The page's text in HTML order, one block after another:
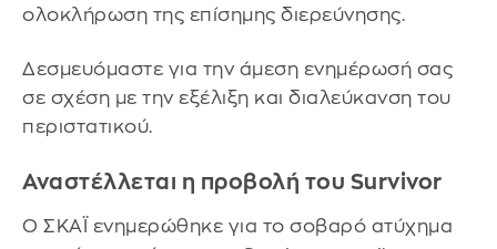
ολοκλήρωση της επίσημης διερεύνησης.
Δεσμευόμαστε για την άμεση ενημέρωσή σας
σε σχέση με την εξέλιξη και διαλεύκανση του
περιστατικού.
Αναστέλλεται η προβολή του Survivor
Ο ΣΚΑΪ ενημερώθηκε για το σοβαρό ατύχημα